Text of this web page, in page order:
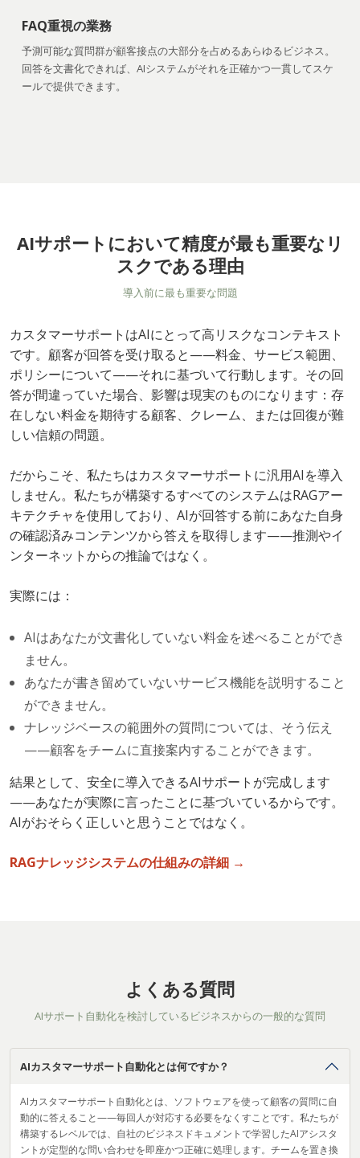
FAQ重視の業務
予測可能な質問群が顧客接点の大部分を占めるあらゆるビジネス。
回答を文書化できれば、AIシステムがそれを正確かつ一貫してスケ
ールで提供できます。
AIサポートにおいて精度が最も重要なリ
スクである理由
導入前に最も重要な問題
カスタマーサポートはAIにとって高リスクなコンテキスト
です。顧客が回答を受け取ると——料金、サービス範囲、
ポリシーについて——それに基づいて行動します。その回
答が間違っていた場合、影響は現実のものになります：存
在しない料金を期待する顧客、クレーム、または回復が難
しい信頼の問題。
だからこそ、私たちはカスタマーサポートに汎用AIを導入
しません。私たちが構築するすべてのシステムはRAGアー
キテクチャを使用しており、AIが回答する前にあなた自身
の確認済みコンテンツから答えを取得します——推測やイ
ンターネットからの推論ではなく。
実際には：
AIはあなたが文書化していない料金を述べることができ
ません。
あなたが書き留めていないサービス機能を説明すること
ができません。
ナレッジベースの範囲外の質問については、そう伝え
——顧客をチームに直接案内することができます。
結果として、安全に導入できるAIサポートが完成します
——あなたが実際に言ったことに基づいているからです。
AIがおそらく正しいと思うことではなく。
RAGナレッジシステムの仕組みの詳細 →
よくある質問
AIサポート自動化を検討しているビジネスからの一般的な質問
AIカスタマーサポート自動化とは何ですか？
AIカスタマーサポート自動化とは、ソフトウェアを使って顧客の質問に自
動的に答えること——毎回人が対応する必要をなくすことです。私たちが
構築するレベルでは、自社のビジネスドキュメントで学習したAIアシスタ
ントが定型的な問い合わせを即座かつ正確に処理します。チームを置き換